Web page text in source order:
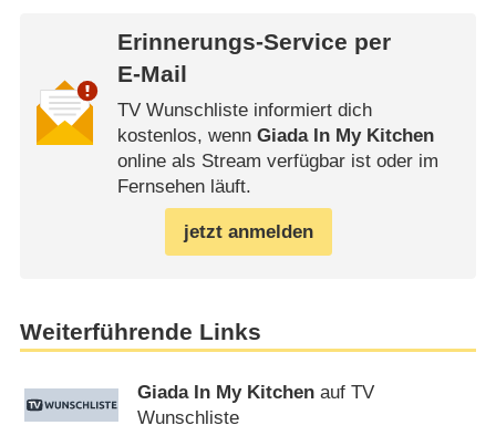
Erinnerungs-Service per
E-Mail
TV Wunschliste informiert dich
kostenlos, wenn Giada In My Kitchen
online als Stream verfügbar ist oder im
Fernsehen läuft.
jetzt anmelden
Weiterführende Links
Giada In My Kitchen auf TV
Wunschliste